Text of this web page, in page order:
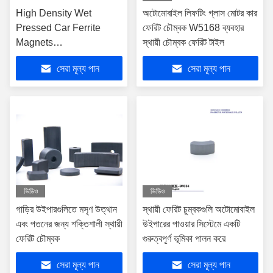
High Density Wet
Pressed Car Ferrite
Magnets
340mm×255mm×75mm
for Automotive
Applications
সেরা মূল্য পান
অটোমোবাইল লিফটিং গ্লাস মোটর কার
ফেরিট চৌম্বক W5168 ব্যবহার
স্থায়ী চৌম্বক ফেরিট টাইল
সেরা মূল্য পান
ভিডিও
গাড়ির উইপারগুলিতে মসৃণ উত্থান
এবং পতনের জন্য শক্তিশালী স্থায়ী
ফেরিট চৌম্বক
সেরা মূল্য পান
ভিডিও
স্থায়ী ফেরিট চুম্বকগুলি অটোমোবাইল
উইপারের পাওয়ার সিস্টেমে একটি
গুরুত্বপূর্ণ ভূমিকা পালন করে
সেরা মূল্য পান